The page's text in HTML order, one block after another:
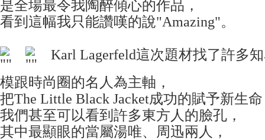
是全場最令我陶醉傾心的作品，
看到這幅我只能讚嘆的說"Amazing"。
Karl Lagerfeld這次題材找了許多
模跟時尚圈的名人為主軸，
把The Little Black Jacket成功的賦予新生
我們甚至可以看到許多東方人的臉孔，
其中最顯眼的當屬湯唯、周迅兩人，